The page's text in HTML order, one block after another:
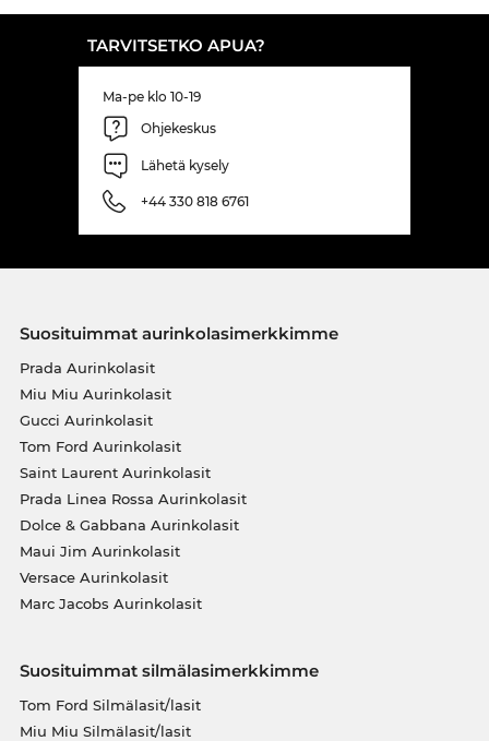
TARVITSETKO APUA?
Ma-pe klo 10-19
Ohjekeskus
Lähetä kysely
+44 330 818 6761
Suosituimmat aurinkolasimerkkimme
Prada Aurinkolasit
Miu Miu Aurinkolasit
Gucci Aurinkolasit
Tom Ford Aurinkolasit
Saint Laurent Aurinkolasit
Prada Linea Rossa Aurinkolasit
Dolce & Gabbana Aurinkolasit
Maui Jim Aurinkolasit
Versace Aurinkolasit
Marc Jacobs Aurinkolasit
Suosituimmat silmälasimerkkimme
Tom Ford Silmälasit/lasit
Miu Miu Silmälasit/lasit